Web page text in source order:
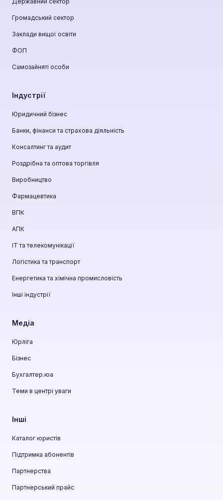
Громадський сектор
Заклади вищої освіти
ФОП
Самозайняті особи
Індустрії
Юридичний бізнес
Банки, фінанси та страхова діяльність
Консалтинг та аудит
Роздрібна та оптова торгівля
Виробництво
Фармацевтика
ВПК
АПК
ІТ та телекомунікації
Логістика та транспорт
Енергетика та хімічна промисловість
Інші індустрії
Медіа
Юрліга
Бізнес
Бухгалтер.юа
Теми в центрі уваги
Інші
Каталог юристів
Підтримка абонентів
Партнерства
Партнерський прайс